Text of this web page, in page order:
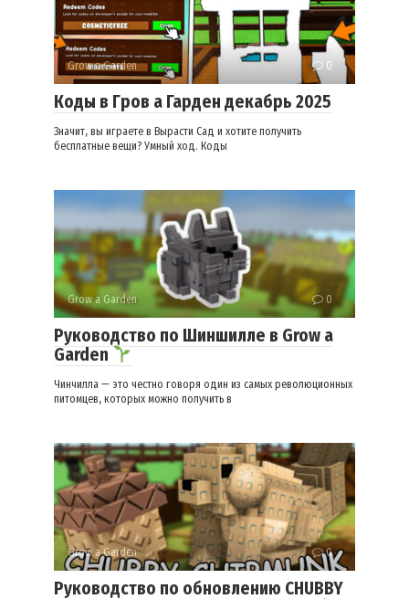
Grow a Garden 0
Коды в Гров а Гарден декабрь 2025
Значит, вы играете в Вырасти Сад и хотите получить
бесплатные вещи? Умный ход. Коды
Grow a Garden 0
Руководство по Шиншилле в Grow a
Garden
Чинчилла — это честно говоря один из самых революционных
питомцев, которых можно получить в
Grow a Garden 0
Руководство по обновлению CHUBBY